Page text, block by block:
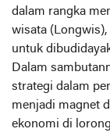
dalam rangka
wisata
untuk
Dalam
strategi dalam
menjadi magnet
ekonomi di